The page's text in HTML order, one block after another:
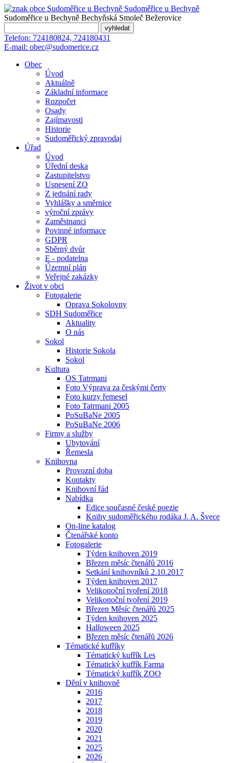
Sudoměřice u Bechyně
Sudoměřice u Bechyně Bechyňská Smoleč Bežerovice
Telefon: 724180824, 724180431
E-mail: obec@sudomerice.cz
Obec
Úvod
Aktuálně
Základní informace
Rozpočet
Osady
Zajímavosti
Historie
Sudoměřický zpravodaj
Úřad
Úvod
Úřední deska
Zastupitelstvo
Usnesení ZO
Z jednání rady
Vyhlášky a směrnice
výroční zprávy
Zaměstnanci
Povinné informace
GDPR
Sběrný dvůr
E - podatelna
Územní plán
Veřejné zakázky
Život v obci
Fotogalerie
Oprava Sokolovny
SDH Sudoměřice
Aktuality
O nás
Sokol
Historie Sokola
Sokol
Kultura
OS Tatrmani
Foto Výprava za českými čerty
Foto kurzy řemesel
Foto Tatrmani 2005
PoSuBaNe 2005
PoSuBaNe 2006
Firmy a služby
Ubytování
Řemesla
Knihovna
Provozní doba
Kontakty
Knihovní řád
Nabídka
Edice současné české poezie
Knihy sudoměřického rodáka J. A. Švece
On-line katalog
Čtenářské konto
Fotogalerie
Týden knihoven 2019
Březen měsíc čtenářů 2016
Setkání knihovníků 2.10.2017
Týden knihoven 2017
Velikonoční tvoření 2018
Velikonoční tvoření 2019
Březen Měsíc čtenářů 2025
Týden knihoven 2025
Halloween 2025
Březen měsíc čtenářů 2026
Tématické kufříky
Tématický kufřík Les
Tématický kufřík Farma
Tématický kufřík ZOO
Dění v knihovně
2016
2017
2018
2019
2020
2021
2025
2026